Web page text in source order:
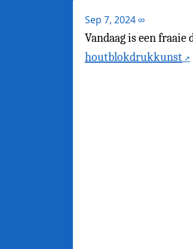
Sep 7, 2024∞
Vandaag is een fraaie
houtblokdrukkunst